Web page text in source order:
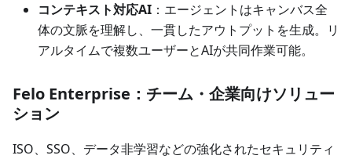
コンテキスト対応AI ：エージェントはキャンバス全
体の文脈を理解し、一貫したアウトプットを生成。リ
アルタイムで複数ユーザーとAIが共同作業可能。
Felo Enterprise：チーム・企業向けソリュー
ション
ISO、SSO、データ非学習などの強化されたセキュリティ